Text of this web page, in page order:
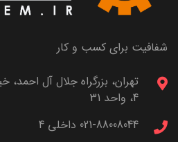
شفافیت برای کسب و کار
4، واحد 31
021-88008044 داخلی 4